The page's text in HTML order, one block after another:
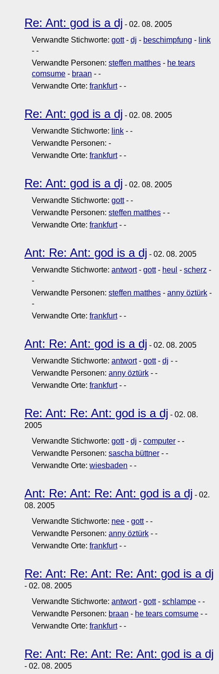
Re: Ant: god is a dj - 02. 08. 2005
Verwandte Stichworte: gott- dj - beschimpfung - link
- -
Verwandte Personen: steffen matthes - he tears
comsume - braan - -
Verwandte Orte: frankfurt- -
Re: Ant: god is a dj - 02. 08. 2005
Verwandte Stichworte: link - -
Verwandte Personen: -
Verwandte Orte: frankfurt- -
Re: Ant: god is a dj - 02. 08. 2005
Verwandte Stichworte: gott- -
Verwandte Personen: steffen matthes - -
Verwandte Orte: frankfurt- -
Ant: Re: Ant: god is a dj - 02. 08. 2005
Verwandte Stichworte: antwort- gott- heul - scherz -
-
Verwandte Personen: steffen matthes - anny öztürk -
-
Verwandte Orte: frankfurt- -
Ant: Re: Ant: god is a dj - 02. 08. 2005
Verwandte Stichworte: antwort- gott- dj - -
Verwandte Personen: anny öztürk - -
Verwandte Orte: frankfurt- -
Re: Ant: Re: Ant: god is a dj - 02. 08.
2005
Verwandte Stichworte: gott- dj - computer - -
Verwandte Personen: sascha büttner - -
Verwandte Orte: wiesbaden - -
Ant: Re: Ant: Re: Ant: god is a dj - 02.
08. 2005
Verwandte Stichworte: nee - gott- -
Verwandte Personen: anny öztürk - -
Verwandte Orte: frankfurt- -
Re: Ant: Re: Ant: Re: Ant: god is a dj
- 02. 08. 2005
Verwandte Stichworte: antwort- gott- schlampe - -
Verwandte Personen: braan - he tears comsume - -
Verwandte Orte: frankfurt- -
Re: Ant: Re: Ant: Re: Ant: god is a dj
- 02. 08. 2005